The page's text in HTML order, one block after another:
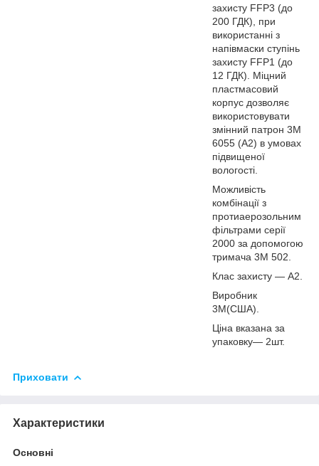
захисту FFP3 (до
200 ГДК), при
використанні з
напівмаски ступінь
захисту FFP1 (до
12 ГДК). Міцний
пластмасовий
корпус дозволяє
використовувати
змінний патрон 3M
6055 (А2) в умовах
підвищеної
вологості.
Можливість
комбінації з
протиаерозольним
фільтрами серії
2000 за допомогою
тримача 3М 502.
Клас захисту — А2.
Виробник
3M(США).
Ціна вказана за
упаковку— 2шт.
Приховати
Характеристики
Основні